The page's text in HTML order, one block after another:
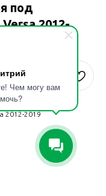
Чем могу вам
под
2012-
2012-2019